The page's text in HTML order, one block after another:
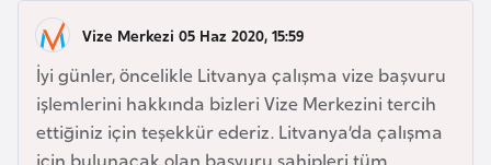
Vize Merkezi 05 Haz 2020, 15:59
İyi günler, öncelikle Litvanya çalışma vize başvuru
işlemlerini hakkında bizleri Vize Merkezini tercih
ettiğiniz için teşekkür ederiz. Litvanya’da çalışma
için bulunacak olan başvuru sahipleri tüm
a
y
c
a
n